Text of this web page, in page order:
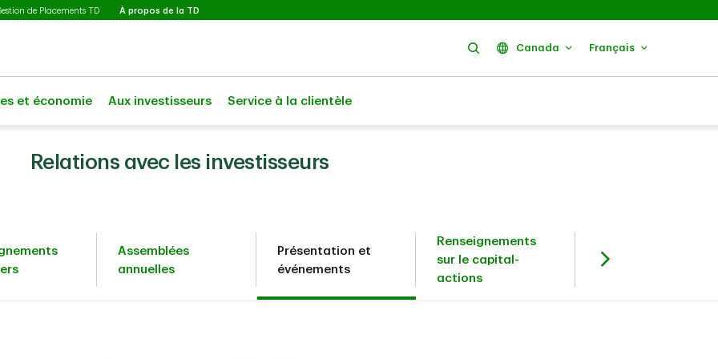
de Placements TD À propos de la TD
Rechercher
Canada Français
et économie Aux investisseurs Service à la clientèle
Relations avec les investisseurs
Assemblées
annuelles
Présentation et
événements
Renseignements
sur le capital-
actions
Investisseurs en
titres à revenu fixe